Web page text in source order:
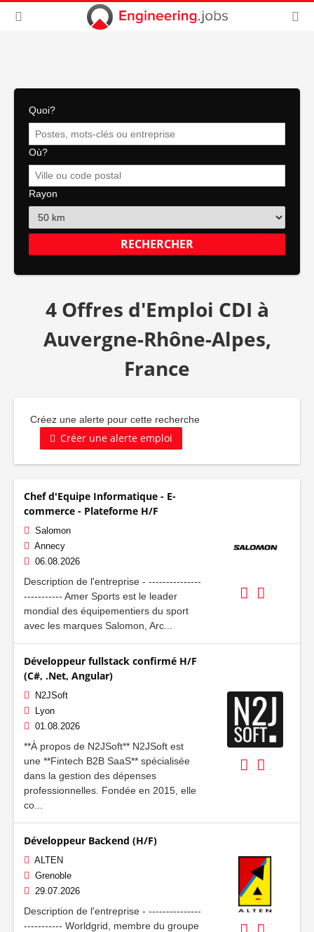
Quoi?
Où?
Rayon
4 Offres d'Emploi CDI à
Auvergne-Rhône-Alpes,
France
Créez une alerte pour cette recherche
Créer une alerte emploi
Chef d'Equipe Informatique - E-
commerce - Plateforme H/F
Salomon
Annecy
06.08.2026
Description de l'entreprise - ---------------
----------- Amer Sports est le leader
mondial des équipementiers du sport
avec les marques Salomon, Arc...
Développeur fullstack confirmé H/F
(C#, .Net, Angular)
N2JSoft
Lyon
01.08.2026
**À propos de N2JSoft** N2JSoft est
une **Fintech B2B SaaS** spécialisée
dans la gestion des dépenses
professionnelles. Fondée en 2015, elle
co...
Développeur Backend (H/F)
ALTEN
Grenoble
29.07.2026
Description de l'entreprise - ---------------
----------- Worldgrid, membre du groupe